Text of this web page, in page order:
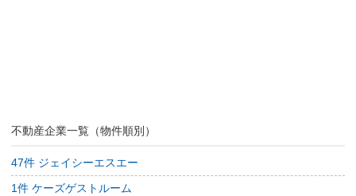
不動産企業一覧（物件順別）
47件 ジェイシーエスエー
1件 ケーズゲストルーム